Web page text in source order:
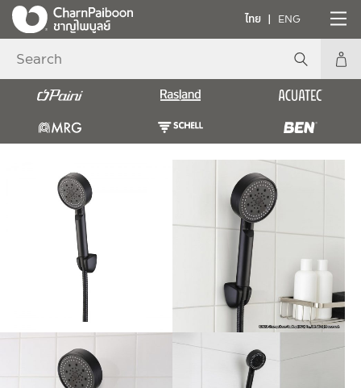
ไทย ENG